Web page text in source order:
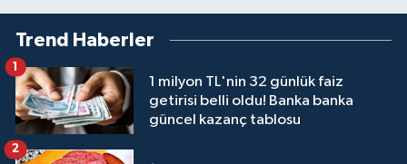
Trend Haberler
1 milyon TL'nin 32 günlük faiz
getirisi belli oldu! Banka banka
güncel kazanç tablosu
1
2